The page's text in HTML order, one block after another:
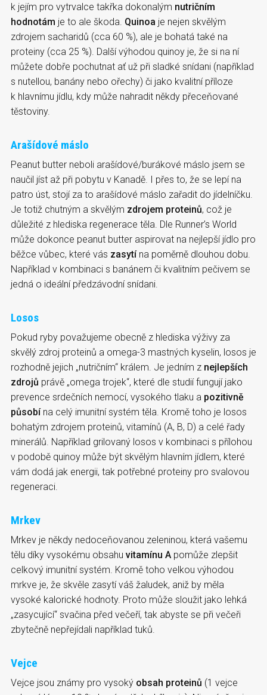
k jejím pro vytrvalce takřka dokonalým nutričním
hodnotám je to ale škoda. Quinoa je nejen skvělým
zdrojem sacharidů (cca 60 %), ale je bohatá také na
proteiny (cca 25 %). Další výhodou quinoy je, že si na ní
můžete dobře pochutnat ať už při sladké snídani (například
s nutellou, banány nebo ořechy) či jako kvalitní příloze
k hlavnímu jídlu, kdy může nahradit někdy přeceňované
těstoviny.
Arašídové máslo
Peanut butter neboli arašídové/burákové máslo jsem se
naučil jíst až při pobytu v Kanadě. I přes to, že se lepí na
patro úst, stojí za to arašídové máslo zařadit do jídelníčku.
Je totiž chutným a skvělým zdrojem proteinů, což je
důležité z hlediska regenerace těla. Dle Runner’s World
může dokonce peanut butter aspirovat na nejlepší jídlo pro
běžce vůbec, které vás zasytína poměrně dlouhou dobu.
Například v kombinaci s banánem či kvalitním pečivem se
jedná o ideální předzávodní snídani.
Losos
Pokud ryby považujeme obecně z hlediska výživy za
skvělý zdroj proteinů a omega-3 mastných kyselin, losos je
rozhodně jejich „nutričním“ králem. Je jedním z nejlepších
zdrojů právě „omega trojek“, které dle studií fungují jako
prevence srdečních nemocí, vysokého tlaku a pozitivně
působína celý imunitní systém těla. Kromě toho je losos
bohatým zdrojem proteinů, vitamínů (A, B, D) a celé řady
minerálů. Například grilovaný losos v kombinaci s přílohou
v podobě quinoy může být skvělým hlavním jídlem, které
vám dodá jak energii, tak potřebné proteiny pro svalovou
regeneraci.
Mrkev
Mrkev je někdy nedoceňovanou zeleninou, která vašemu
tělu díky vysokému obsahu vitamínu A pomůže zlepšit
celkový imunitní systém. Kromě toho velkou výhodou
mrkve je, že skvěle zasytí váš žaludek, aniž by měla
vysoké kalorické hodnoty. Proto může sloužit jako lehká
„zasycující“ svačina před večeří, tak abyste se při večeři
zbytečně nepřejídali například tuků.
Vejce
Vejce jsou známy pro vysoký obsah proteinů (1 vejce